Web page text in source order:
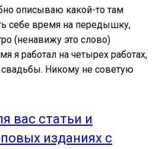
описываю какой-то там
себе время на передышку,
(ненавижу это слово)
я работал на четырех работах,
Никому не советую
вас статьи и
изданиях с